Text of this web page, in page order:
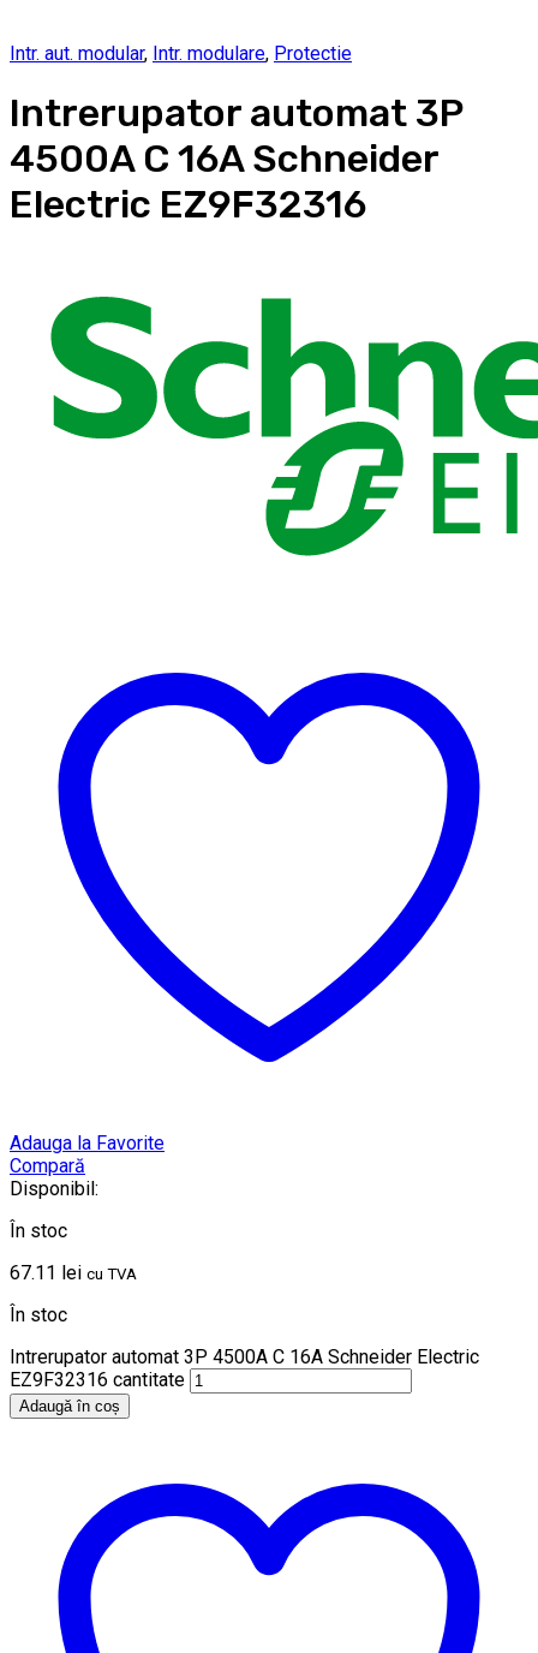
Intr. aut. modular, Intr. modulare, Protectie
Intrerupator automat 3P
4500A C 16A Schneider
Electric EZ9F32316
Adauga la Favorite
Compară
Disponibil:
În stoc
67.11 lei cu TVA
În stoc
Intrerupator automat 3P 4500A C 16A Schneider Electric
EZ9F32316 cantitate
Adaugă în coș